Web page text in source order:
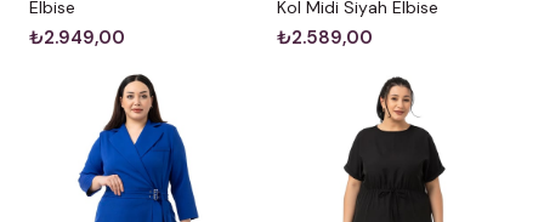
Elbise
₺2.949,00
Kol Midi Siyah Elbise
₺2.589,00